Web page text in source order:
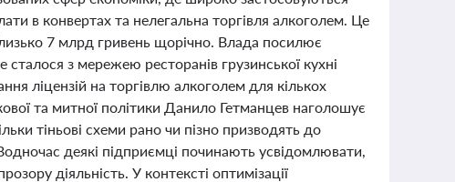
в конвертах та нелегальна торгівля алкоголем. Це
7 млрд гривень щорічно. Влада посилює
з мережею ресторанів грузинської кухні
ліцензій на торгівлю алкоголем для кількох
та митної політики Данило Гетманцев наголошує
тіньові схеми рано чи пізно призводять до
деякі підприємці починають усвідомлювати,
діяльність. У контексті оптимізації